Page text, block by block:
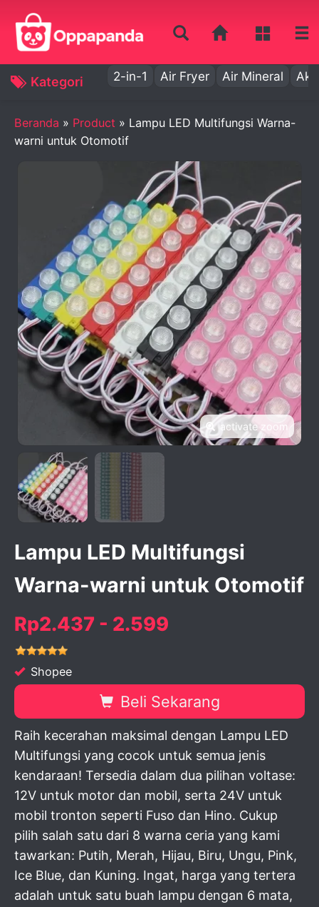
Kategori 2-in-1 Air Fryer Air Mineral Aki
Beranda » Product » Lampu LED Multifungsi Warna-
warni untuk Otomotif
activate zoom
Lampu LED Multifungsi
Warna-warni untuk Otomotif
Rp2.437 - 2.599
Shopee
Beli Sekarang
Raih kecerahan maksimal dengan Lampu LED
Multifungsi yang cocok untuk semua jenis
kendaraan! Tersedia dalam dua pilihan voltase:
12V untuk motor dan mobil, serta 24V untuk
mobil tronton seperti Fuso dan Hino. Cukup
pilih salah satu dari 8 warna ceria yang kami
tawarkan: Putih, Merah, Hijau, Biru, Ungu, Pink,
Ice Blue, dan Kuning. Ingat, harga yang tertera
adalah untuk satu buah lampu dengan 6 mata,